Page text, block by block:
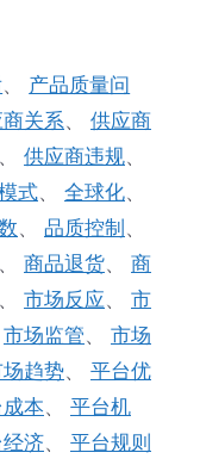
、 产品质量问
关系、 供应商
、 供应商违规、
式、 全球化、
、 品质控制 、
、 商品退货、 商
、 市场反应、 市
市场监管、 市场
趋势、 平台优
本、 平台机
济、 平台规则